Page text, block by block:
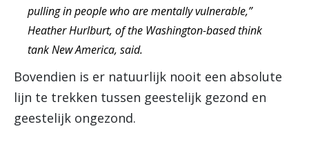
pulling in people who are mentally vulnerable,”
Heather Hurlburt, of the Washington-based think
tank New America, said.
Bovendien is er natuurlijk nooit een absolute
lijn te trekken tussen geestelijk gezond en
geestelijk ongezond.